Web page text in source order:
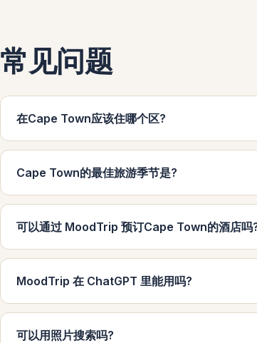
常见问题
在Cape Town应该住哪个区?
Cape Town的最佳旅游季节是?
可以通过 MoodTrip 预订Cape Town的酒店吗
MoodTrip 在 ChatGPT 里能用吗?
可以用照片搜索吗?